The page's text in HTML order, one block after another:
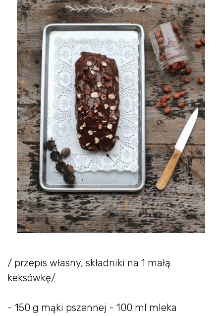
/ przepis własny, składniki na 1 małą
keksówkę/
- 150 g mąki pszennej - 100 ml mleka